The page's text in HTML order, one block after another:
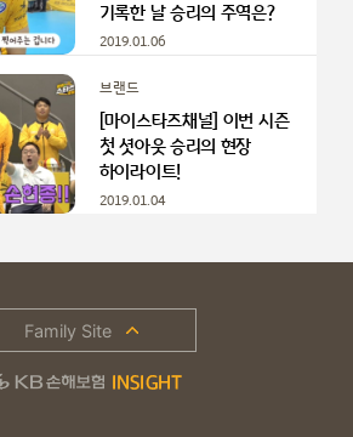
기록한 날 승리의 주역은?
2019.01.06
브랜드
[마이스타즈채널] 이번 시즌
첫 셧아웃 승리의 현장
하이라이트!
2019.01.04
Family Site